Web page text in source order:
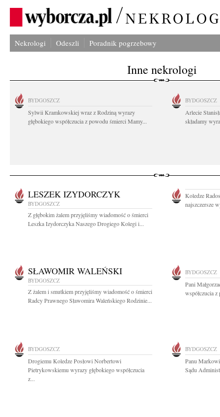
Nekrologi Odeszli Poradnik pogrzebowy
Inne nekrologi
BYDGOSZCZ
Sylwii Kramkowskiej wraz z Rodziną wyrazy
głębokiego współczucia z powodu śmierci Mamy...
BYDGOSZCZ
Arlecie
składamy
LESZEK IZYDORCZYK
BYDGOSZCZ
Z głębokim żalem przyjęliśmy wiadomość o śmierci
Leszka Izydorczyka Naszego Drogiego Kolegi i...
Koledze
najszczersze
SŁAWOMIR WALEŃSKI
BYDGOSZCZ
Z żalem i smutkiem przyjęliśmy wiadomość o śmierci
Radcy Prawnego Sławomira Waleńskiego Rodzinie...
BYDGOSZCZ
Pani
współczucia
BYDGOSZCZ
Drogiemu Koledze Posłowi Norbertowi
Pietrykowskiemu wyrazy głębokiego współczucia
z...
BYDGOSZCZ
Panu
Sądu